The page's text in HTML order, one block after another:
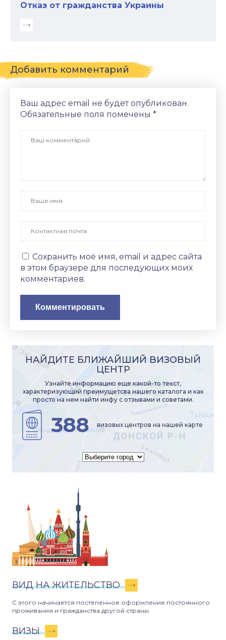
Отказ от гражданства Украины
Добавить комментарий
Ваш адрес email не будет опубликован.
Обязательные поля помечены *
Сохранить моё имя, email и адрес сайта
в этом браузере для последующих моих
комментариев.
НАЙДИТЕ БЛИЖАЙШИЙ ВИЗОВЫЙ
ЦЕНТР
Узнайте информацию еще какой-то текст,
характеризующий преимущетсва нашего каталога и как
просто на нем найти инфу с отзывами и советами.
388 визовых центров на нашей карте
ВИД НА ЖИТЕЛЬСТВО
С этого начинается постепенное оформление постоянного
проживания и гражданства другой страны
ВИЗЫ